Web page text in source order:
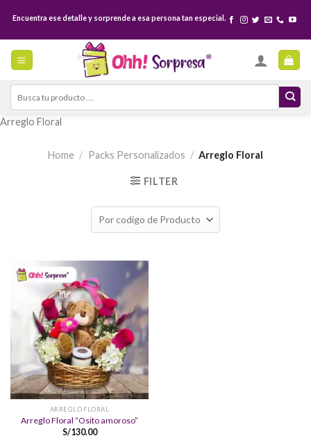
content
Encuentra ese detalle y sorprende a esa persona tan especial.
Search
for:
Arreglo Floral
Home / Packs Personalizados / Arreglo Floral
FILTER
ARREGLO FLORAL
Arreglo Floral “Osito amoroso”
S/130.00